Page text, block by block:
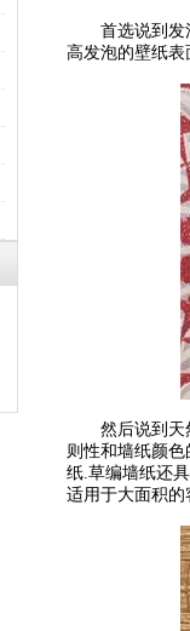
首选说到发泡
高发泡的壁纸
然后说到天然草
则性和墙纸颜色
纸.草编墙纸还具
适用于大面积的